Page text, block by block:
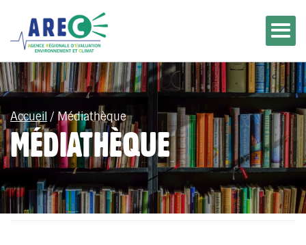
Accueil / Médiathèque
MÉDIATHÈQUE